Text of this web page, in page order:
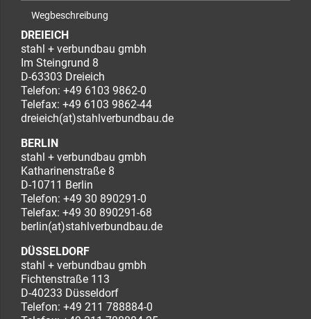
Wegbeschreibung
DREIEICH
stahl + verbundbau gmbh
Im Steingrund 8
D-63303 Dreieich
Telefon: +49 6103 9862-0
Telefax: +49 6103 9862-44
dreieich(at)stahlverbundbau.de
BERLIN
stahl + verbundbau gmbh
Katharinenstraße 8
D-10711 Berlin
Telefon: +49 30 890291-0
Telefax: +49 30 890291-68
berlin(at)stahlverbundbau.de
DÜSSELDORF
stahl + verbundbau gmbh
Fichtenstraße 113
D-40233 Düsseldorf
Telefon: +49 211 788884-0